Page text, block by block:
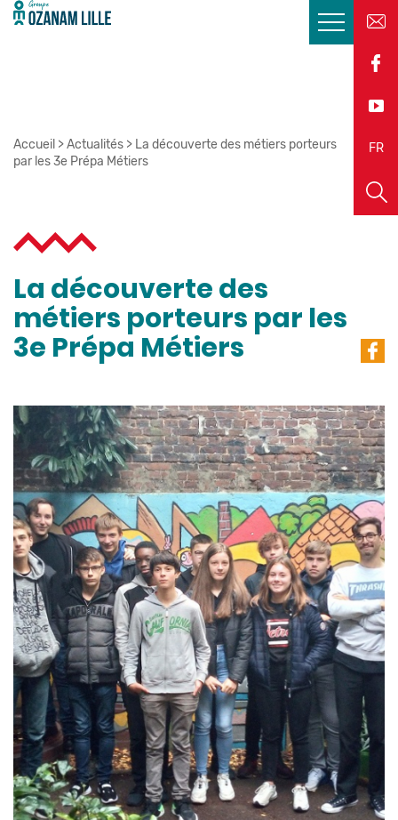
FR
EN
Accueil >Actualités > La découverte des métiers porteurs
par les 3e Prépa Métiers
La découverte des
métiers porteurs par les
3e Prépa Métiers